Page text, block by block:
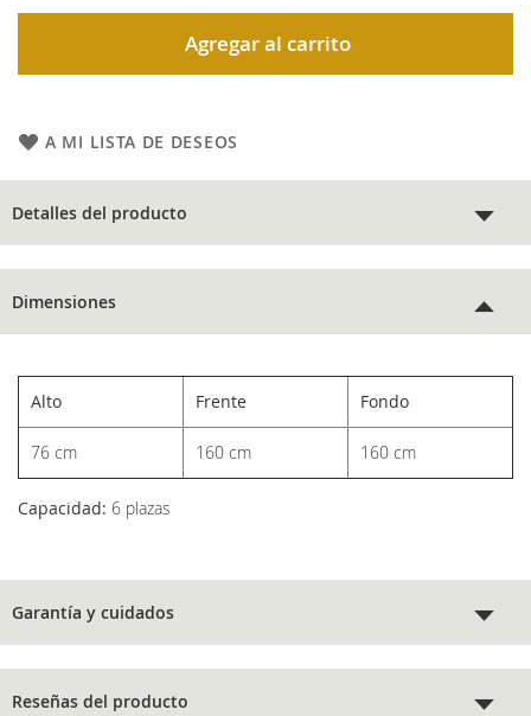
Agregar al carrito
A MI LISTA DE DESEOS
Detalles del producto
Dimensiones
Alto Frente Fondo
76 cm 160 cm 160 cm
Capacidad: 6 plazas
Garantía y cuidados
Reseñas del producto